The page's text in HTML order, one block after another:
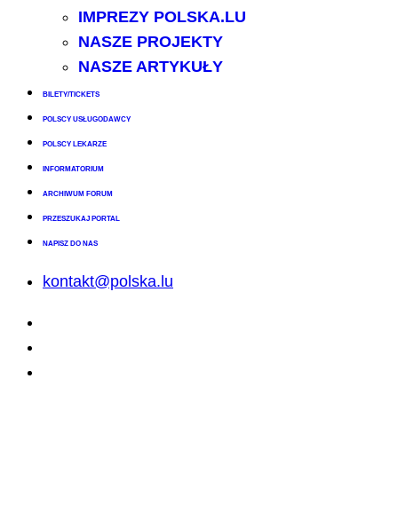
IMPREZY POLSKA.LU
NASZE PROJEKTY
NASZE ARTYKUŁY
BILETY/TICKETS
POLSCY USŁUGODAWCY
POLSCY LEKARZE
INFORMATORIUM
ARCHIWUM FORUM
PRZESZUKAJ PORTAL
NAPISZ DO NAS
kontakt@polska.lu